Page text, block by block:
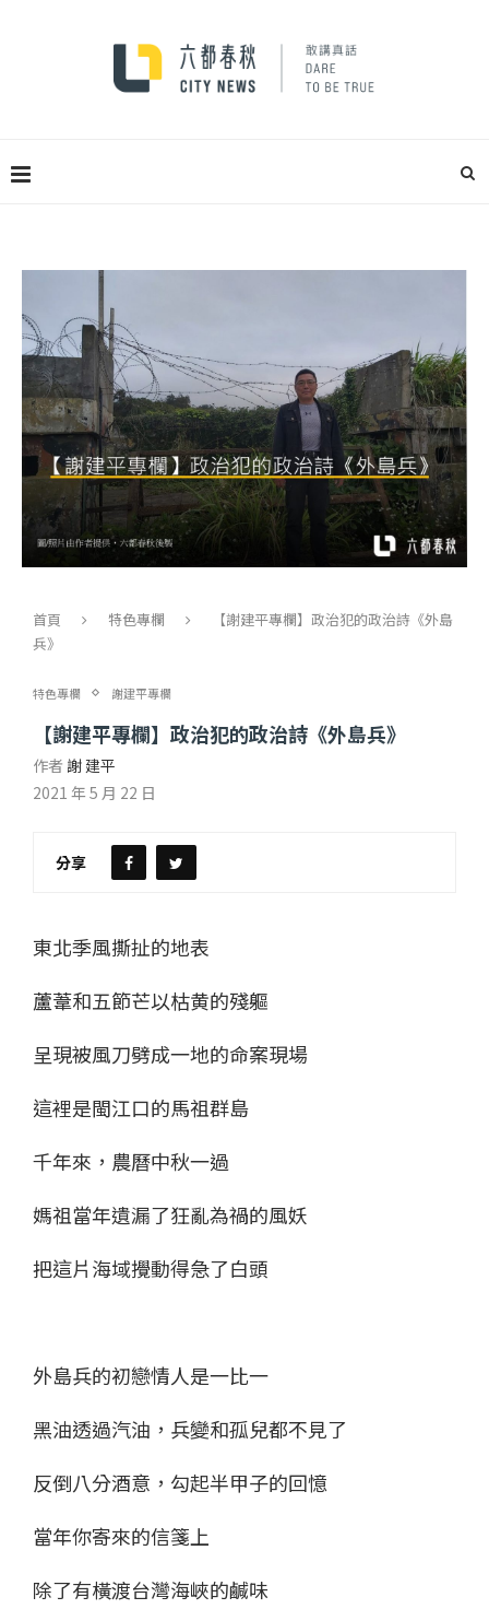
首頁 特色專欄
【謝建平專欄】政治犯的政治詩《外島
兵》
特色專欄 謝建平專欄
【謝建平專欄】政治犯的政治詩《外島兵》
作者 謝 建平
2021 年 5 月 22 日
分享
東北季風撕扯的地表
蘆葦和五節芒以枯黄的殘軀
呈現被風刀劈成一地的命案現場
這裡是閩江口的馬祖群島
千年來，農曆中秋一過
媽祖當年遺漏了狂亂為禍的風妖
把這片海域攪動得急了白頭
外島兵的初戀情人是一比一
黑油透過汽油，兵變和孤兒都不見了
反倒八分酒意，勾起半甲子的回憶
當年你寄來的信箋上
除了有橫渡台灣海峽的鹹味